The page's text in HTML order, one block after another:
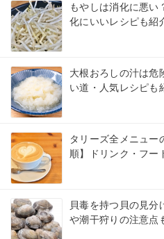
もやしは消化に悪い
化にいいレシピも紹
大根おろしの汁は危
い道・人気レシピも
タリーズ全メニュー
順】ドリンク・フー
貝毒を持つ貝の見分
や潮干狩りの注意点